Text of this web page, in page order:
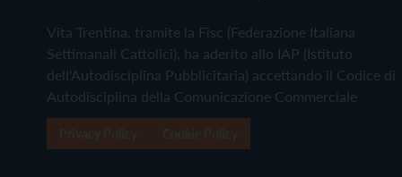
Vita Trentina, tramite la Fisc (Federazione Italiana
Settimanali Cattolici), ha aderito allo IAP (Istituto
dell'Autodisciplina Pubblicitaria) accettando il Codice di
Autodisciplina della Comunicazione Commerciale